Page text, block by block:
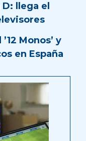
llega el
Monos’ y
en España